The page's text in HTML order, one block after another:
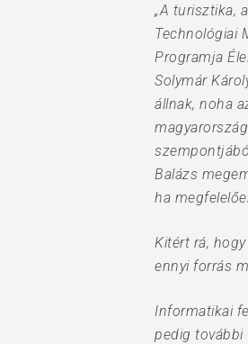
Hit enter to search or
„A turisztika,
Technológiai
Programja
Solymár
állnak, noha
Balázs
ha
Kitért rá,
ennyi forrás
Informatikai
pedig további